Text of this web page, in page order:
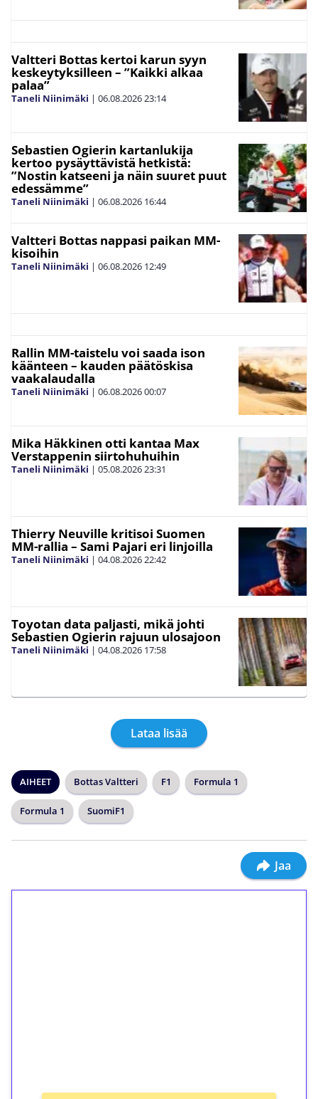
Valtteri Bottas kertoi karun syyn
keskeytyksilleen – ”Kaikki alkaa
palaa”
Taneli Niinimäki | 06.08.202623:14
Sebastien Ogierin kartanlukija
kertoo pysäyttävistä hetkistä:
”Nostin katseeni ja näin suuret puut
edessämme”
Taneli Niinimäki | 06.08.2026 16:44
Valtteri Bottas nappasi paikan MM-
kisoihin
Taneli Niinimäki | 06.08.2026 12:49
Rallin MM-taistelu voi saada ison
käänteen – kauden päätöskisa
vaakalaudalla
Taneli Niinimäki | 06.08.202600:07
Mika Häkkinen otti kantaa Max
Verstappenin siirtohuhuihin
Taneli Niinimäki | 05.08.202623:31
Thierry Neuville kritisoi Suomen
MM-rallia – Sami Pajari eri linjoilla
Taneli Niinimäki | 04.08.202622:42
Toyotan data paljasti, mikä johti
Sebastien Ogierin rajuun ulosajoon
Taneli Niinimäki | 04.08.2026 17:58
Lataa lisää
AIHEET Bottas Valtteri F1 Formula 1
Formula 1 SuomiF1
Jaa